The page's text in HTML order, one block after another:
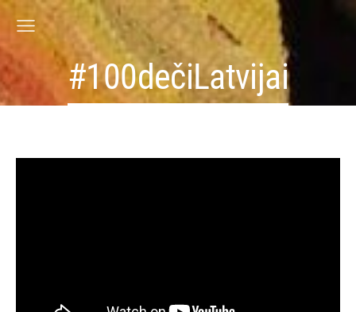
#100dečiLatvijai